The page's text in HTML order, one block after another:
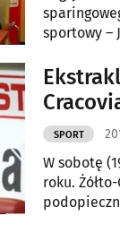
sportowy –
SPORT
W sobotę
roku.